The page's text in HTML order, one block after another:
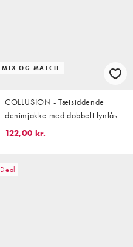
MIX OG MATCH
COLLUSION - Tætsiddende
denimjakke med dobbelt lynlås i
lys vask
122,00 kr.
Deal